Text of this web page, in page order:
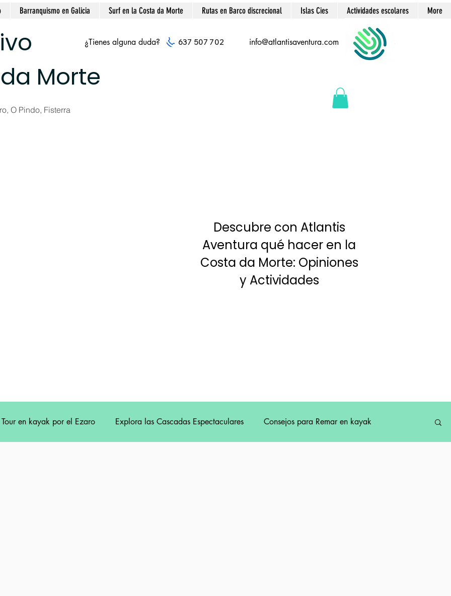
Barranquismo en Galicia Surf en la Costa da Morte Rutas en Barco discrecional Islas Cies Actividades escolares More
637 507 702
¿Tienes alguna duda? info@atlantisaventura.com
Morte
O Pindo, Fisterra
Descubre con Atlantis
Aventura qué hacer en la
Costa da Morte: Opiniones
y Actividades
Tour en kayak por el Ezaro Explora las Cascadas Espectaculares Consejos para Remar en kayak